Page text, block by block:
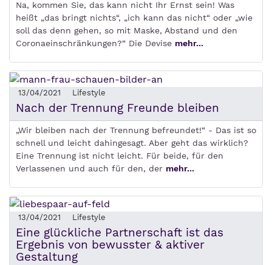
Na, kommen Sie, das kann nicht Ihr Ernst sein! Was
heißt „das bringt nichts“, „ich kann das nicht“ oder „wie
soll das denn gehen, so mit Maske, Abstand und den
Coronaeinschränkungen?“ Die Devise mehr...
13/04/2021 Lifestyle
Nach der Trennung Freunde bleiben
„Wir bleiben nach der Trennung befreundet!“ - Das ist so
schnell und leicht dahingesagt. Aber geht das wirklich?
Eine Trennung ist nicht leicht. Für beide, für den
Verlassenen und auch für den, der mehr...
13/04/2021 Lifestyle
Eine glückliche Partnerschaft ist das
Ergebnis von bewusster & aktiver
Gestaltung